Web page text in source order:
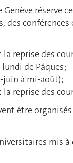
réserve
des
reprise des
de Pâques ;
juin à mi-août) ;
la reprise des
être
mis